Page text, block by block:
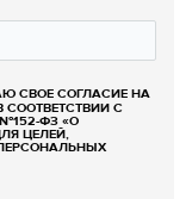
СВОЕ СОГЛАСИЕ НА
С
ФЗ «О
ЦЕЛЕЙ,